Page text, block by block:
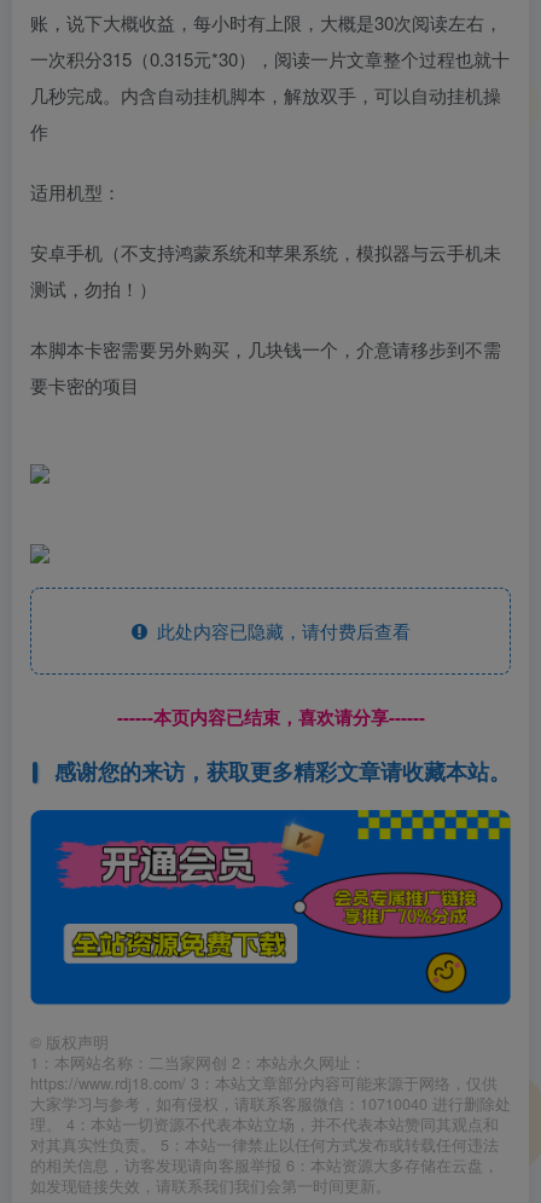
账，说下大概收益，每小时有上限，大概是30次阅读左右，
一次积分315（0.315元*30），阅读一片文章整个过程也就十
几秒完成。内含自动挂机脚本，解放双手，可以自动挂机操
作
适用机型：
安卓手机（不支持鸿蒙系统和苹果系统，模拟器与云手机未
测试，勿拍！）
本脚本卡密需要另外购买，几块钱一个，介意请移步到不需
要卡密的项目
此处内容已隐藏，请付费后查看
------本页内容已结束，喜欢请分享------
感谢您的来访，获取更多精彩文章请收藏本站。
© 版权声明
1：本网站名称：二当家网创 2：本站永久网址：
https://www.rdj18.com/ 3：本站文章部分内容可能来源于网络，仅供
大家学习与参考，如有侵权，请联系客服微信：10710040 进行删除处
理。 4：本站一切资源不代表本站立场，并不代表本站赞同其观点和
对其真实性负责。 5：本站一律禁止以任何方式发布或转载任何违法
的相关信息，访客发现请向客服举报 6：本站资源大多存储在云盘，
如发现链接失效，请联系我们我们会第一时间更新。